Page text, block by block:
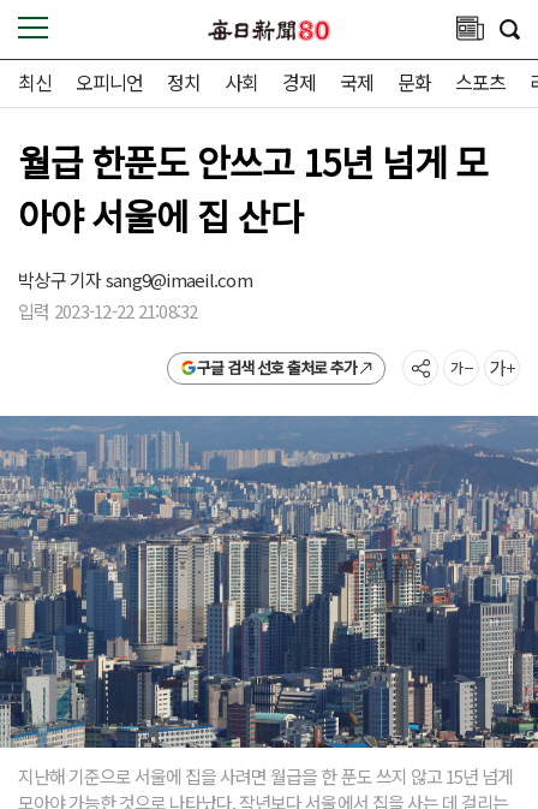
최신 오피니언 정치 사회 경제 국제 문화 스포츠
월급 한푼도 안쓰고 15년 넘게 모
아야 서울에 집 산다
박상구 기자sang9@imaeil.com
입력 2023-12-22 21:08:32
구글 검색 선호 출처로 추가
지난해 기준으로 서울에 집을 사려면 월급을 한 푼도 쓰지 않고 15년 넘게
모아야 가능한 것으로 나타났다. 작년보다 서울에서 집을 사는 데 걸리는